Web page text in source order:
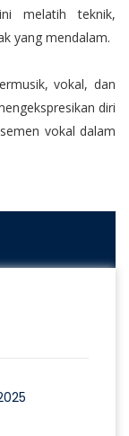
melatih teknik,
yang mendalam.
vokal, dan
diri
vokal dalam